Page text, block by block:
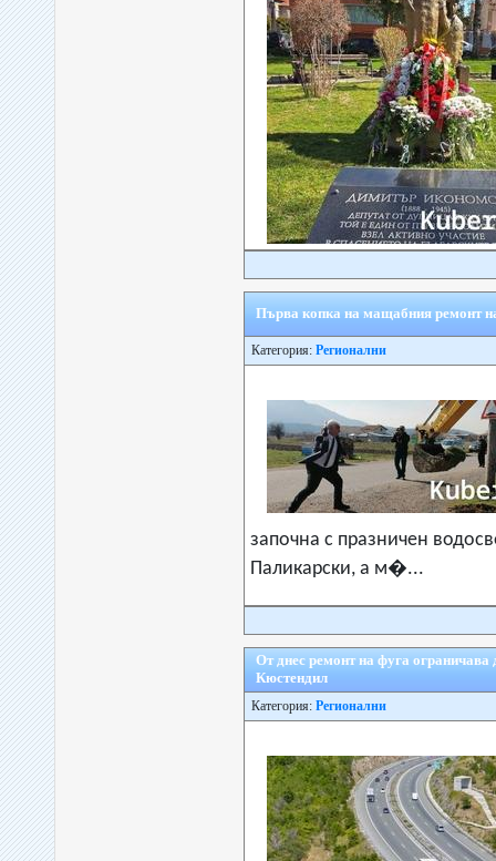
Първа копка на мащабния ремонт
Категория: Регионални
започна с празничен
Паликарски, а м�...
От днес ремонт на фуга
Кюстендил
Категория: Регионални